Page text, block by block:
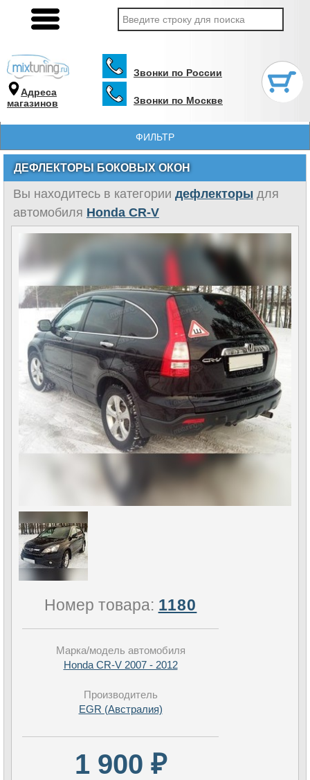
Адреса
магазинов
Звонки по России
Звонки по Москве
ФИЛЬТР
ДЕФЛЕКТОРЫ БОКОВЫХ ОКОН
Вы находитесь в категории дефлекторы для
автомобиля Honda CR-V
Номер товара: 1180
Марка/модель автомобиля
Honda CR-V 2007 - 2012
Производитель
EGR (Австралия)
1 900 ₽